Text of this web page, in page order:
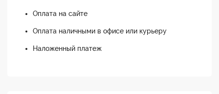
Оплата на сайте
Оплата наличными в офисе или курьеру
Наложенный платеж